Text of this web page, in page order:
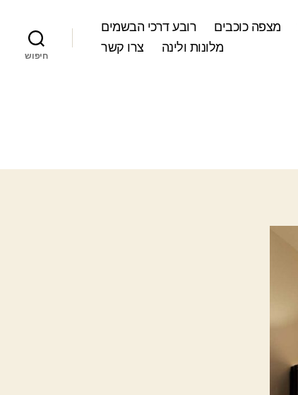
מצפה כוכבים
רובע דרכי הבשמים
מלונות ולינה
צרו קשר
חיפוש